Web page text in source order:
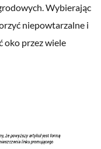
Wybierając
niepowtarzalne i
oko przez wiele